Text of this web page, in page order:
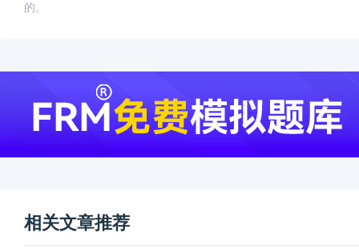
的。
相关文章推荐